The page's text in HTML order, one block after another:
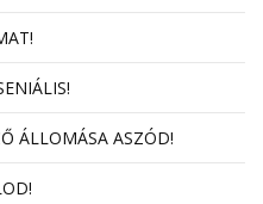
ÁLLOMÁSA ASZÓD!